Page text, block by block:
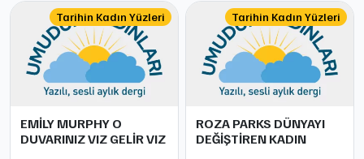
Tarihin Kadın Yüzleri
EMİLY MURPHY O
DUVARINIZ VIZ GELİR VIZ
Tarihin Kadın Yüzleri
ROZA PARKS DÜNYAYI
DEĞİŞTİREN KADIN